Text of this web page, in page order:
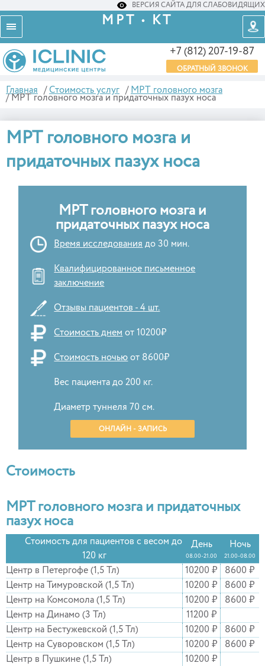
ВЕРСИЯ САЙТА ДЛЯ СЛАБОВИДЯЩИХ
МРТ • КТ
+7 (812) 207-19-87
ОБРАТНЫЙ ЗВОНОК
Главная / Стоимость услуг / МРТ головного мозга
/ МРТ головного мозга и придаточных пазух носа
МРТ головного мозга и
придаточных пазух носа
МРТ головного мозга и
придаточных пазух носа
Время исследования до 30 мин.
Квалифицированное письменное
заключение
Отзывы пациентов - 4 шт.
Стоимость днем от 10200₽
Стоимость ночью от 8600₽
Вес пациента до 200 кг.
Диаметр туннеля 70 см.
ОНЛАЙН - ЗАПИСЬ
Стоимость
МРТ головного мозга и придаточных
пазух носа
Стоимость для пациентов с весом до
120 кг
День
08.00-21.00
Ночь
21.00-08.00
Центр в Петергофе (1,5 Тл) 10200 ₽
8600 ₽
Центр на Тимуровской (1,5 Тл)
10200 ₽
8600 ₽
Центр на Комсомола (1,5 Тл)
10200 ₽
8600 ₽
Центр на Динамо (3 Тл)
11200 ₽
Центр на Бестужевской (1,5 Тл)
10200 ₽
8600 ₽
Центр на Суворовском (1,5 Тл)
10200 ₽
8600 ₽
Центр в Пушкине (1,5 Тл)
10200 ₽